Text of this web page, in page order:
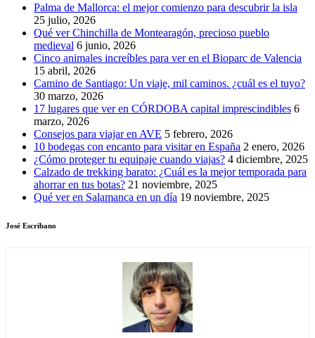
Palma de Mallorca: el mejor comienzo para descubrir la isla
25 julio, 2026
Qué ver Chinchilla de Montearagón, precioso pueblo
medieval 6 junio, 2026
Cinco animales increíbles para ver en el Bioparc de Valencia
15 abril, 2026
Camino de Santiago: Un viaje, mil caminos. ¿cuál es el tuyo?
30 marzo, 2026
17 lugares que ver en CÓRDOBA capital imprescindibles 6
marzo, 2026
Consejos para viajar en AVE 5 febrero, 2026
10 bodegas con encanto para visitar en España 2 enero, 2026
¿Cómo proteger tu equipaje cuando viajas? 4 diciembre, 2025
Calzado de trekking barato: ¿Cuál es la mejor temporada para
ahorrar en tus botas? 21 noviembre, 2025
Qué ver en Salamanca en un día 19 noviembre, 2025
José Escribano